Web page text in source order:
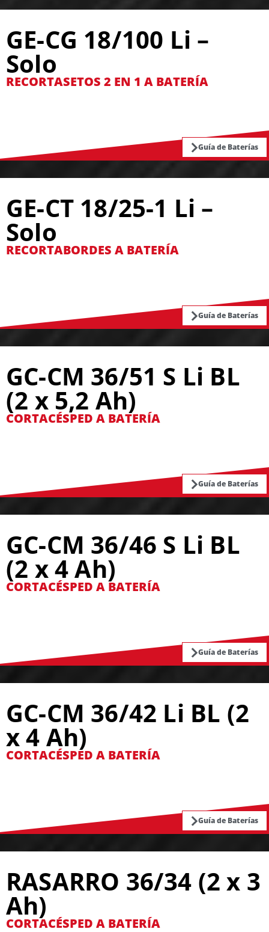
GE-CG 18/100 Li –
Solo
RECORTASETOS 2 EN 1 A BATERÍA
Guía de Baterías
GE-CT 18/25-1 Li –
Solo
RECORTABORDES A BATERÍA
Guía de Baterías
GC-CM 36/51 S Li BL
(2 x 5,2 Ah)
CORTACÉSPED A BATERÍA
Guía de Baterías
GC-CM 36/46 S Li BL
(2 x 4 Ah)
CORTACÉSPED A BATERÍA
Guía de Baterías
GC-CM 36/42 Li BL (2
x 4 Ah)
CORTACÉSPED A BATERÍA
Guía de Baterías
RASARRO 36/34 (2 x 3
Ah)
CORTACÉSPED A BATERÍA